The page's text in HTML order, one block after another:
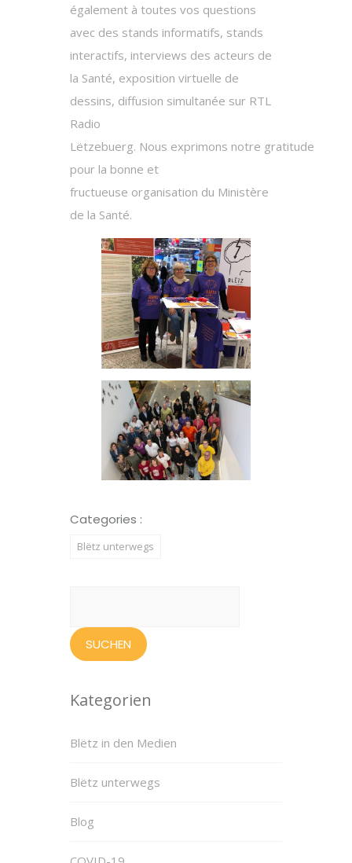
également à toutes vos questions
avec des stands informatifs, stands
interactifs, interviews des acteurs de
la Santé, exposition virtuelle de
dessins, diffusion simultanée sur RTL
Radio
Lëtzebuerg. Nous exprimons notre gratitude
pour la bonne et
fructueuse organisation du Ministère
de la Santé.
Categories :
Blëtz unterwegs
Kategorien
Blëtz in den Medien
Blëtz unterwegs
Blog